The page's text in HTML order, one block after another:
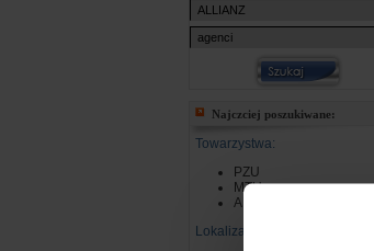
Najczciej poszukiwane:
Towarzystwa:
PZU
MTU
ALLIANZ
Lokalizacje: